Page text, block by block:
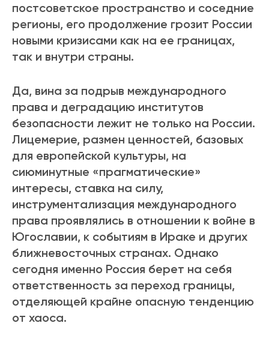
постсоветское пространство и соседние
регионы, его продолжение грозит России
новыми кризисами как на ее границах,
так и внутри страны.
Да, вина за подрыв международного
права и деградацию институтов
безопасности лежит не только на России.
Лицемерие, размен ценностей, базовых
для европейской культуры, на
сиюминутные «прагматические»
интересы, ставка на силу,
инструментализация международного
права проявлялись в отношении к войне в
Югославии, к событиям в Ираке и других
ближневосточных странах. Однако
сегодня именно Россия берет на себя
ответственность за переход границы,
отделяющей крайне опасную тенденцию
от хаоса.